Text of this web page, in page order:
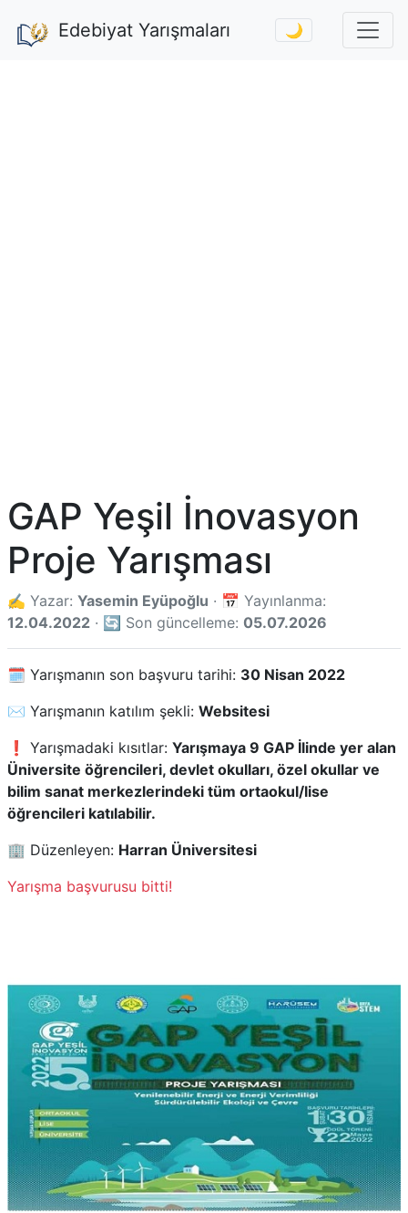
Edebiyat Yarışmaları 🌙
GAP Yeşil İnovasyon
Proje Yarışması
✍️ Yazar: Yasemin Eyüpoğlu · 📅 Yayınlanma:
12.04.2022 · 🔄 Son güncelleme: 05.07.2026
🗓️ Yarışmanın son başvuru tarihi: 30 Nisan 2022
✉️ Yarışmanın katılım şekli: Websitesi
❗ Yarışmadaki kısıtlar: Yarışmaya 9 GAP İlinde yer alan
Üniversite öğrencileri, devlet okulları, özel okullar ve
bilim sanat merkezlerindeki tüm ortaokul/lise
öğrencileri katılabilir.
🏢 Düzenleyen: Harran Üniversitesi
Yarışma başvurusu bitti!